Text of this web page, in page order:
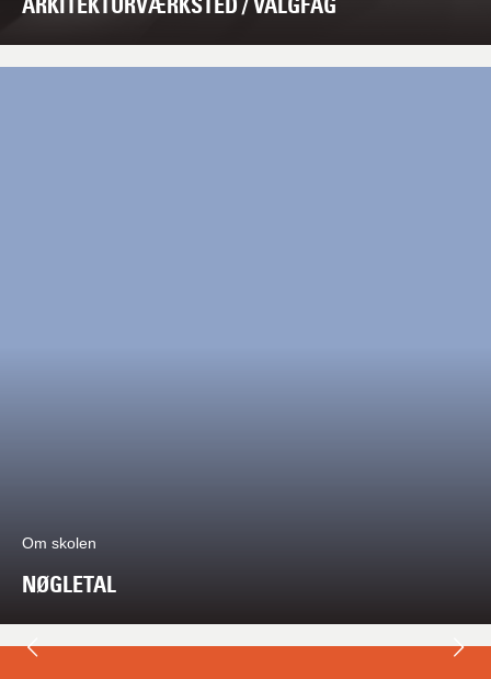
ARKITEKTURVÆRKSTED / VALGFAG
Om skolen
NØGLETAL
Næste